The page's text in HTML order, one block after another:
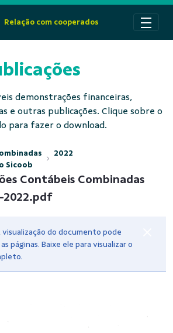
Relação com cooperados
demonstrações financeiras,
e outras publicações. Clique sobre o
para fazer o download.
Sicoob
2022
Contábeis Combinadas
2022.pdf
visualização do documento pode
páginas. Baixe ele para visualizar o